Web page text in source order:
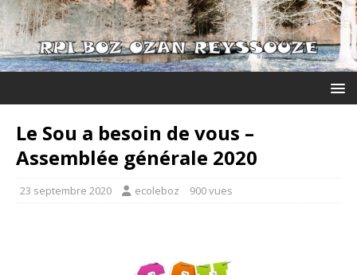
Le Sou a besoin de vous –
Assemblée générale 2020
23 septembre 2020 ecoleboz 900 vues